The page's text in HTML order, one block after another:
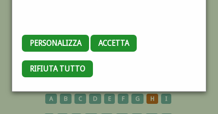
PERSONALIZZA ACCETTA
RIFIUTA TUTTO
MAROCCO
A B C D E F G H I